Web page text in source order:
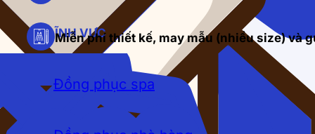
LĨNH VỰC
Đồng phục spa
Miễn phí thiết kế, may mẫu (nhiều size) và